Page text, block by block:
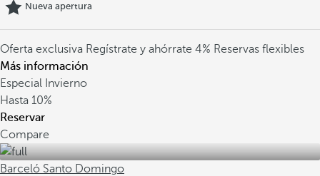
Nueva apertura
Oferta exclusiva Regístrate y ahórrate 4% Reservas flexibles
Más información
Especial Invierno
Hasta 10%
Reservar
Compare
Barceló Santo Domingo